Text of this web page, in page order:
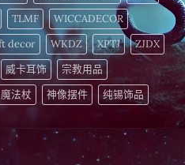
TLMF
WICCADECOR
decor WKDZ XPTJ
ZJDX
威卡耳饰
宗教用品
法杖 神像摆件
纯锡饰品